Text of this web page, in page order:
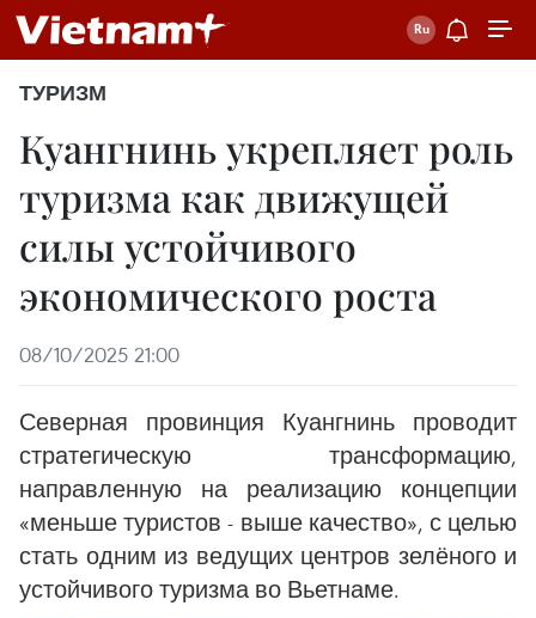
ТУРИЗМ
Куангнинь укрепляет роль
туризма как движущей
силы устойчивого
экономического роста
08/10/2025 21:00
Северная провинция Куангнинь проводит
стратегическую трансформацию,
направленную на реализацию концепции
«меньше туристов - выше качество», с целью
стать одним из ведущих центров зелёного и
устойчивого туризма во Вьетнаме.